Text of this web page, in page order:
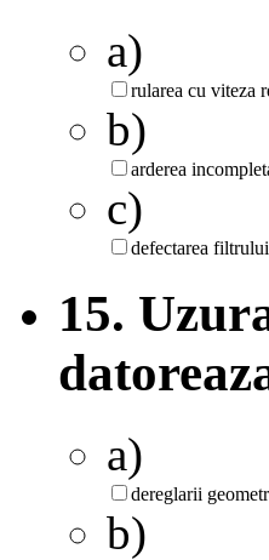
a)
rularea cu viteza
b)
arderea
c)
defectarea
15.
a)
dereglarii
b)